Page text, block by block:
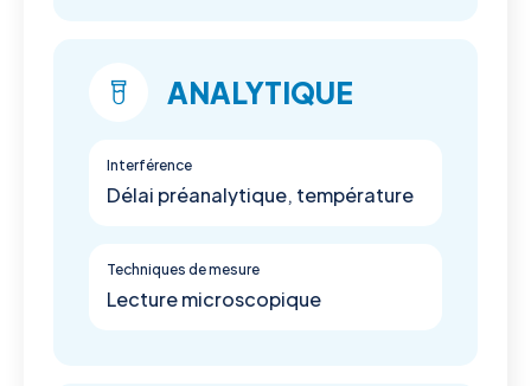
ANALYTIQUE
Interférence
Délai préanalytique, température
Techniques de mesure
Lecture microscopique